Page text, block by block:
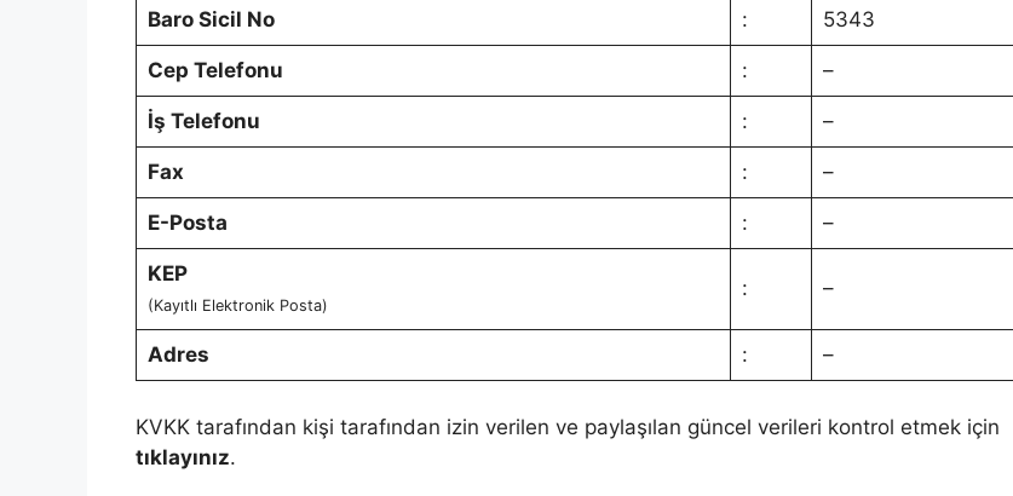
Baro Sicil No : 5343
Cep Telefonu : –
İş Telefonu : –
Fax : –
E-Posta : –
KEP
(Kayıtlı Elektronik Posta)
: –
Adres : –
KVKK tarafından kişi tarafından izin verilen ve paylaşılan güncel verileri kontrol etmek için
tıklayınız.